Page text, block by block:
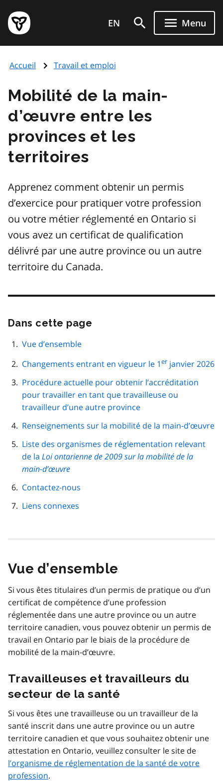
au
contenu
principal
Page
d'accueil
de
EN Menu
Accueil Travail et emploi
Mobilité de la main-
d’œuvre entre les
provinces et les
territoires
Apprenez comment obtenir un permis
d’exercice pour pratiquer votre profession
ou votre métier réglementé en Ontario si
vous avez un certificat de qualification
délivré par une autre province ou un autre
territoire du Canada.
Dans cette page
page
Vue d’ensemble
Changements entrant en vigueur le 1er janvier 2026
Procédure actuelle pour obtenir l’accréditation
pour travailler en tant que travailleuse ou
travailleur d’une autre province
Renseignements sur la mobilité de la main-d’œuvre
Liste des organismes de réglementation relevant
de la Loi ontarienne de 2009 sur la mobilité de la
main-d’œuvre
Contactez-nous
Liens connexes
Vue d’ensemble
Si vous êtes titulaires d’un permis de pratique ou d’un
certificat de compétence d’une profession
réglementée dans une autre province ou un autre
territoire canadien, vous pouvez obtenir un permis de
travail en Ontario par le biais de la procédure de
mobilité de la main-d’œuvre.
Travailleuses et travailleurs du
secteur de la santé
Si vous êtes une travailleuse ou un travailleur de la
santé inscrit dans une autre province ou un autre
territoire canadien et que vous souhaitez obtenir une
attestation en Ontario, veuillez consulter le site de
l’organisme de réglementation de la santé de votre
profession.